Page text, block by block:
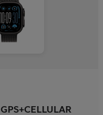
GPS+CELLULAR